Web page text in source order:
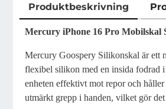
Produktbeskrivning
Mercury iPhone 16 Pro Mobilskal
Mercury Goospery Silikonskal är ett
flexibel silikon med en insida fodrad
enheten effektivt mot repor och
utmärkt grepp i handen, vilket gör